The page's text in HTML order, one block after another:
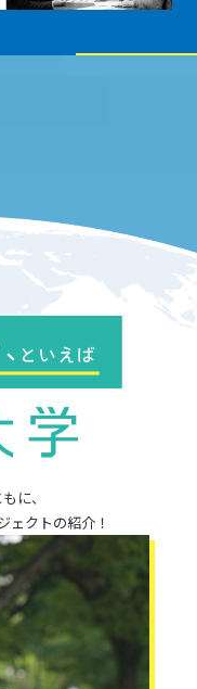
に、
ェクトの紹介！